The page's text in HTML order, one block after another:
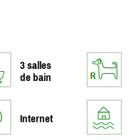
3 salles
de bain
Internet